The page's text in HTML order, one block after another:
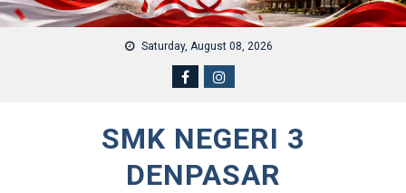
Saturday, August 08, 2026
SMK NEGERI 3
DENPASAR